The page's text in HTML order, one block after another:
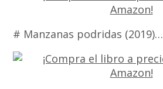
# Manzanas podridas (2019)…